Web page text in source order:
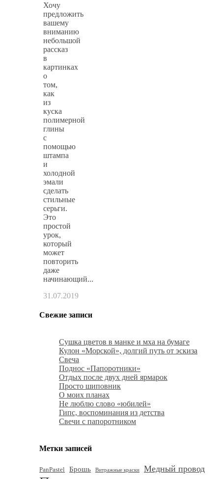
Хочу
предложить
вашему
вниманию
небольшой
рассказ
в
картинках
о
том,
как
из
куска
полимерной
глины
с
помощью
штампа
и
холодной
эмали
сделать
стильные
серьги.
Это
простой
урок,
который
может
повторить
даже
начинающий...
31.07.2019
Свежие записи
Сушка цветов в манке и мха на бумаге
Кулон «Морской», долгий путь от эскиза
Свеча
Поднос «Папоротники»
Отдых после двух дней ярмарок
Просто шиповник
О моих планах
Не люблю слово «юбилей»
Гипс, воспоминания из детства
Свечи с папоротником
Метки записей
PanPastel Брошь Витражные краски Медный провод